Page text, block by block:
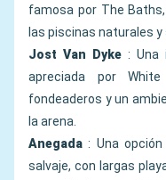
famosa por The Baths,
las piscinas naturales
Jost Van Dyke: Una
apreciada por
fondeaderos y un
la arena.
Anegada : Una
salvaje, con largas